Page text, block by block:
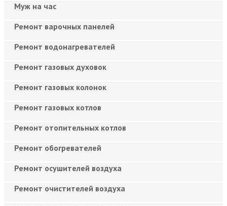
Муж на час
Ремонт варочных панелей
Ремонт водонагревателей
Ремонт газовых духовок
Ремонт газовых колонок
Ремонт газовых котлов
Ремонт отопительных котлов
Ремонт обогревателей
Ремонт осушителей воздуха
Ремонт очистителей воздуха